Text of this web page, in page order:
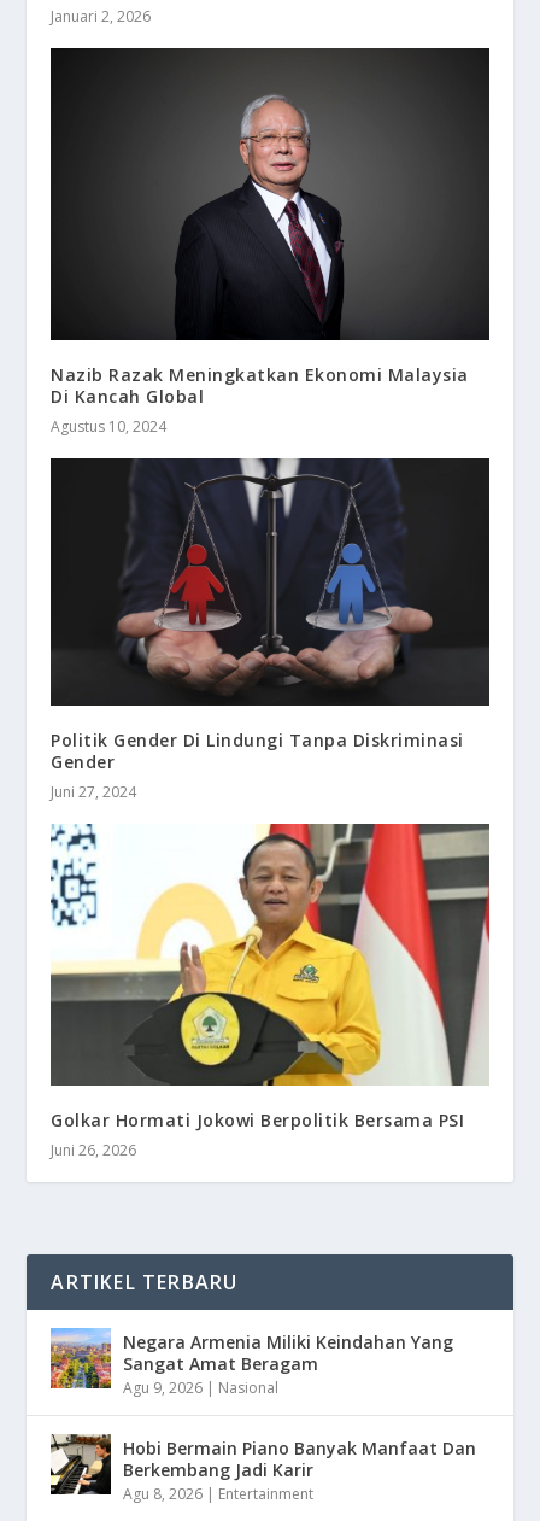
Januari 2, 2026
Nazib Razak Meningkatkan Ekonomi Malaysia
Di Kancah Global
Agustus 10, 2024
Politik Gender Di Lindungi Tanpa Diskriminasi
Gender
Juni 27, 2024
Golkar Hormati Jokowi Berpolitik Bersama PSI
Juni 26, 2026
ARTIKEL TERBARU
Negara Armenia Miliki Keindahan Yang
Sangat Amat Beragam
Agu 9, 2026 | Nasional
Hobi Bermain Piano Banyak Manfaat Dan
Berkembang Jadi Karir
Agu 8, 2026 | Entertainment